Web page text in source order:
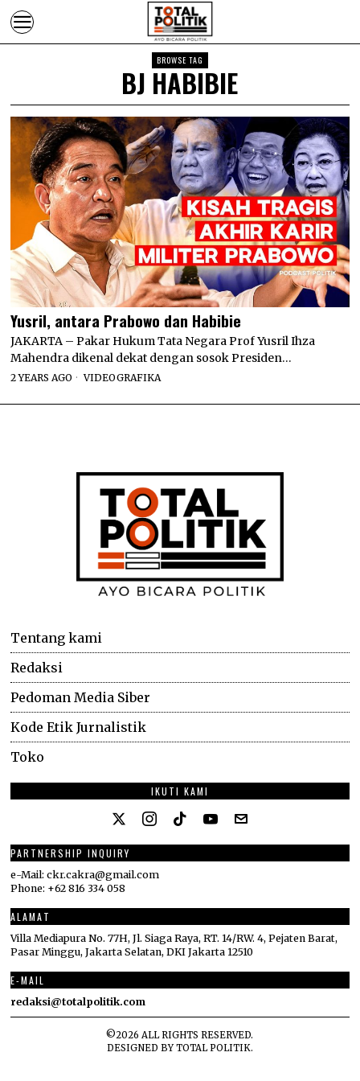
BROWSE TAG
BJ HABIBIE
Yusril, antara Prabowo dan Habibie
JAKARTA – Pakar Hukum Tata Negara Prof Yusril Ihza
Mahendra dikenal dekat dengan sosok Presiden…
2 YEARS AGO VIDEOGRAFIKA
Tentang kami
Redaksi
Pedoman Media Siber
Kode Etik Jurnalistik
Toko
IKUTI KAMI
PARTNERSHIP INQUIRY
e-Mail: ckr.cakra@gmail.com
Phone: +62 816 334 058
ALAMAT
Villa Mediapura No. 77H, Jl. Siaga Raya, RT. 14/RW. 4, Pejaten Barat,
Pasar Minggu, Jakarta Selatan, DKI Jakarta 12510
E-MAIL
redaksi@totalpolitik.com
©2026 ALL RIGHTS RESERVED.
DESIGNED BYTOTAL POLITIK.